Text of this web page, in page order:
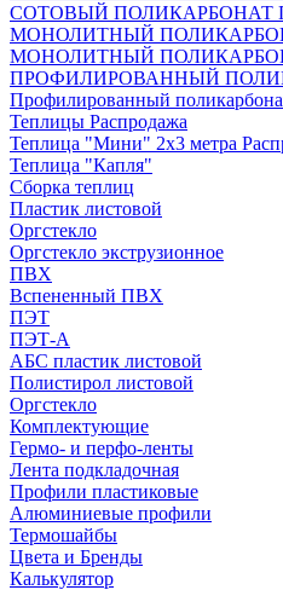
СОТОВЫЙ ПОЛИКАРБОНАТ
МОНОЛИТНЫЙ
МОНОЛИТНЫЙ
ПРОФИЛИРОВАННЫЙ
Профилированный
Теплицы Распродажа
Теплица "Мини" 2х3 метра
Теплица "Капля"
Сборка теплиц
Пластик листовой
Оргстекло
Оргстекло экструзионное
ПВХ
Вспененный ПВХ
ПЭТ
ПЭТ-А
АБС пластик листовой
Полистирол листовой
Оргстекло
Комплектующие
Гермо- и перфо-ленты
Лента подкладочная
Профили пластиковые
Алюминиевые профили
Термошайбы
Цвета и Бренды
Калькулятор